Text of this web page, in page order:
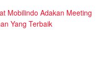
Mobilindo Adakan Meeting
Yang Terbaik